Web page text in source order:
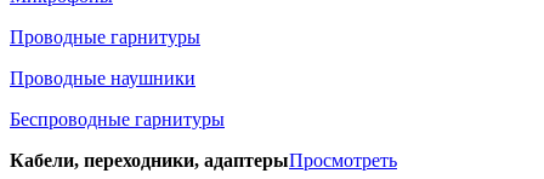
Проводные гарнитуры
Проводные наушники
Беспроводные гарнитуры
Кабели, переходники, адаптерыПросмотреть